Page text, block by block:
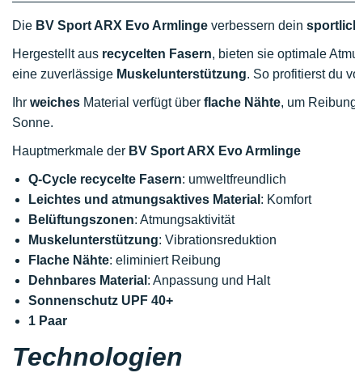
Die BV Sport ARX Evo Armlinge verbessern dein
Hergestellt aus recycelten Fasern, bieten sie optimale
eine zuverlässige Muskelunterstützung. So profitierst du
Ihr weiches Material verfügt über flache Nähte, um
Sonne.
Hauptmerkmale der BV Sport ARX Evo Armlinge
Q-Cycle recycelte Fasern: umweltfreundlich
Leichtes und atmungsaktives Material : Komfort
Belüftungszonen: Atmungsaktivität
Muskelunterstützung: Vibrationsreduktion
Flache Nähte: eliminiert Reibung
Dehnbares Material : Anpassung und Halt
Sonnenschutz UPF 40+
1 Paar
Technologien